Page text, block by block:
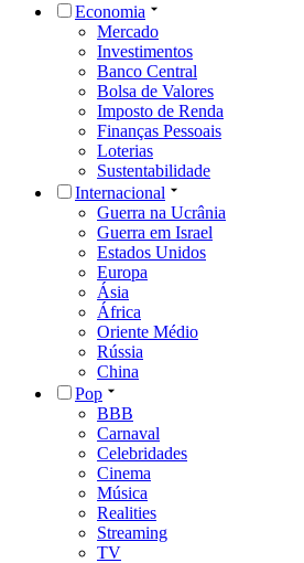
Economia
Mercado
Investimentos
Banco Central
Bolsa de Valores
Imposto de Renda
Finanças Pessoais
Loterias
Sustentabilidade
Internacional
Guerra na Ucrânia
Guerra em Israel
Estados Unidos
Europa
Ásia
África
Oriente Médio
Rússia
China
Pop
BBB
Carnaval
Celebridades
Cinema
Música
Realities
Streaming
TV